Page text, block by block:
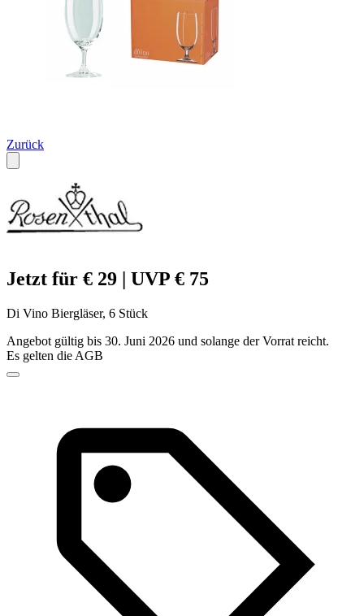
Zurück
Jetzt für € 29 | UVP € 75
Di Vino Biergläser, 6 Stück
Angebot gültig bis 30. Juni 2026 und solange der Vorrat reicht.
Es gelten die AGB